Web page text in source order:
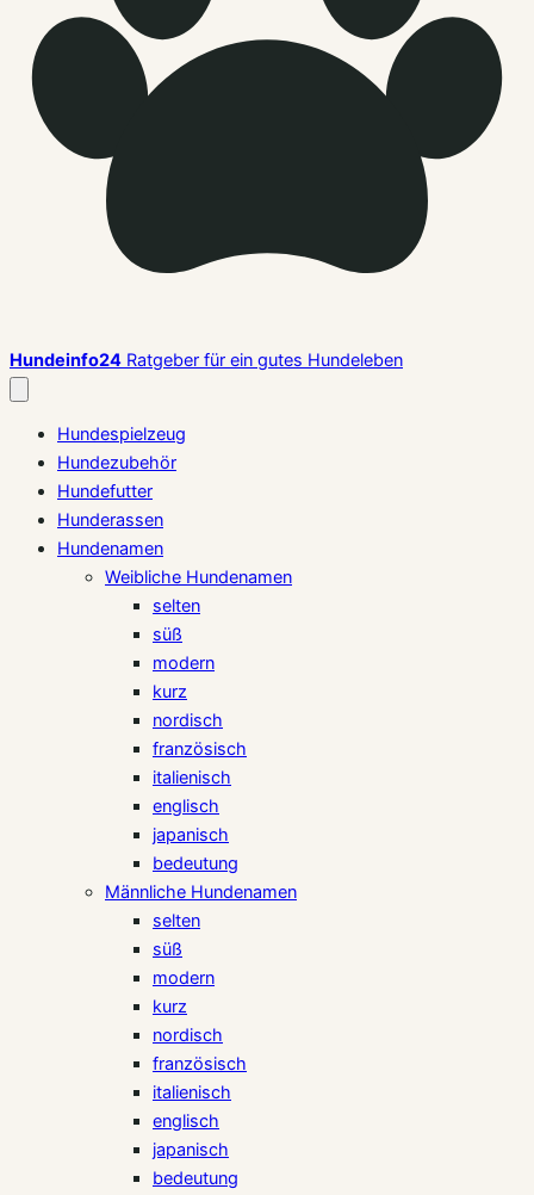
Hundeinfo24 Ratgeber für ein gutes Hundeleben
schließen
Hundespielzeug
Hundezubehör
Hundefutter
Hunderassen
Hundenamen
Weibliche Hundenamen
selten
süß
modern
kurz
nordisch
französisch
italienisch
englisch
japanisch
bedeutung
Männliche Hundenamen
selten
süß
modern
kurz
nordisch
französisch
italienisch
englisch
japanisch
bedeutung